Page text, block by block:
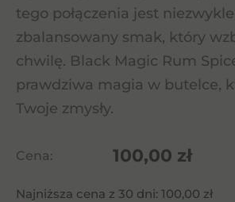
tego połączenia jest
zbalansowany smak, który
chwilę. Black Magic Rum
prawdziwa magia w butelce,
Twoje zmysły.
Cena: 100,00 zł
Najniższa cena z 30 dni: 100,00 zł